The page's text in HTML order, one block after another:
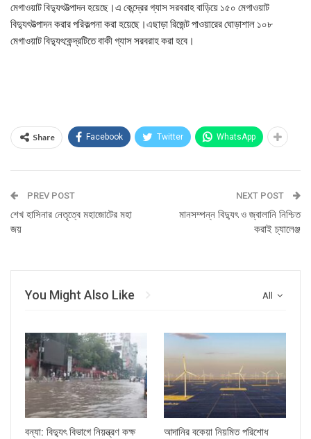
মেগাওয়াট বিদ্যুৎউত্পাদন হয়েছে।এ কেন্দ্রের গ্যাস সরবরাহ বাড়িয়ে ১৫০ মেগাওয়াট
বিদ্যুৎউত্পাদন করার পরিকল্পনা করা হয়েছে।এছাড়া রিজেন্ট পাওয়ারের ঘোড়াশাল ১০৮
মেগাওয়াট বিদ্যুৎকেন্দ্রটিতে বাকী গ্যাস সরবরাহ করা হবে।
Share Facebook Twitter WhatsApp
PREV POST
শেখ হাসিনার নেতৃত্বে মহাজোটের মহা
জয়
NEXT POST
মানসম্পন্ন বিদ্যুৎ ও জ্বালানি নিশ্চিত
করাই চ্যালেঞ্জ
All
You Might Also Like
বন্যা: বিদ্যুৎ বিভাগে নিয়ন্ত্রণ কক্ষ
আদানির বকেয়া নিয়মিত পরিশোধ